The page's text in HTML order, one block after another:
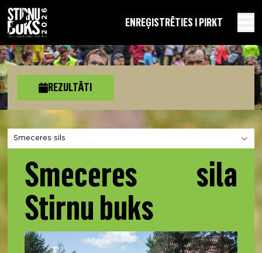
ENREĢISTRĒTIES I PIRKT
REZULTĀTI
Izvēlies sadaļu
Smeceres sila
Stirnu buks